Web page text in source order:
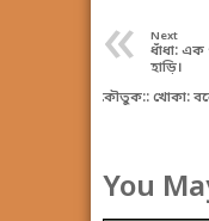
« Next
ধাঁধা:
হাড়ি।
কৌতুক:: খোকা:
You